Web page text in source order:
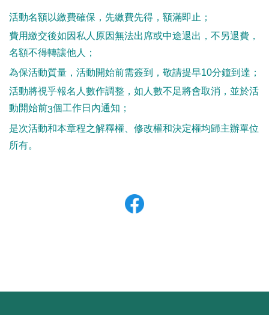
活動名額以繳費確保，先繳費先得，額滿即止；
費用繳交後如因私人原因無法出席或中途退出，不另退費，
名額不得轉讓他人；
為保活動質量，活動開始前需簽到，敬請提早10分鐘到達；
活動將視乎報名人數作調整，如人數不足將會取消，並於活
動開始前3個工作日內通知；
是次活動和本章程之解釋權、修改權和決定權均歸主辦單位
所有。